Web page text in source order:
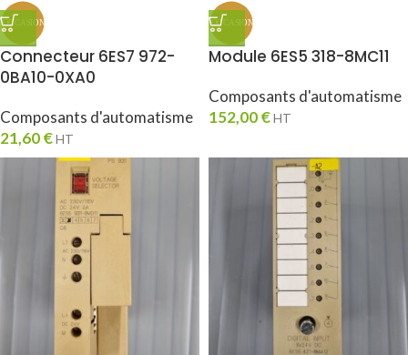
Connecteur 6ES7 972-
0BA10-0XA0
Composants d'automatisme
21,60€HT
Module 6ES5 318-8MC11
Composants d'automatisme
152,00€HT